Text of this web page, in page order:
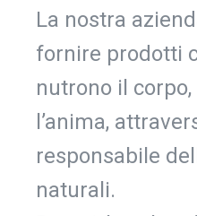
La nostra
fornire prodotti
nutrono il
l’anima,
responsabile
naturali.